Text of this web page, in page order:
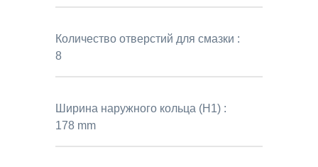
Количество отверстий для смазки :
8
Ширина наружного кольца (H1) :
178 mm